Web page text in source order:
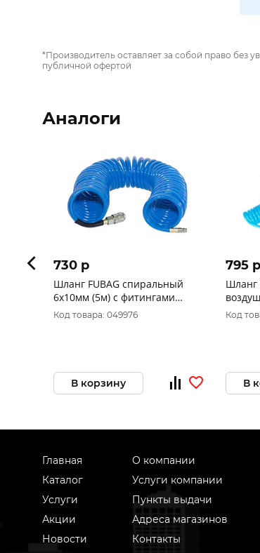
*Производитель оставляет за собой право без
публичной офертой
Аналоги
730 p
Шланг FUBAG спиральный
6х10мм (5м) с фитингами
рапид 170300 (8641908)
Код товара: 049976
В корзину
795 p
Шланг NORDBERG HS0612PU
Код
В
Главная
Каталог
Услуги
Акции
Новости
О компании
Услуги компании
Пункты выдачи
Адреса магазинов
Контакты